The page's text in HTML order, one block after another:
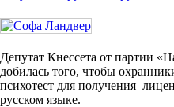
Депутат Кнессета от партии
добилась того, чтобы
психотест для получения
русском языке.